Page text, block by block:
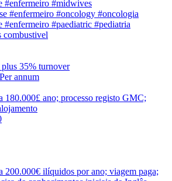
#enfermeiro #midwives
#enfermeiro #oncology #oncologia
#enfermeiro #paediatric #pediatria
combustivel
35% turnover
annum
180.000£ ano; processo registo GMC;
200.000€ ilíquidos por ano; viagem paga;